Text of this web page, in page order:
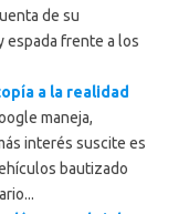
de su
espada frente a los
a la realidad
maneja,
interés suscite es
bautizado